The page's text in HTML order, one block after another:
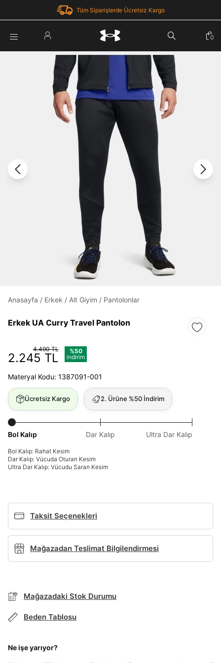
Tüm Siparişlerde Ücretsiz Kargo
E-posta Adresi *
Giriş Yap
Under Armour'da yeni misiniz? Kayıt Ol
Üye Olmadan Devam Et
0
Anasayfa / Erkek / Alt Giyim / Pantolonlar
Erkek UA Curry Travel Pantolon
4.490 TL
2.245 TL
%50
indirim
Materyal Kodu: 1387091-001
Ücretsiz Kargo 2. Ürüne %50 İndirim
Bol Kalıp Dar Kalıp Ultra Dar Kalıp
Bol Kalıp: Rahat Kesim
Dar Kalıp: Vücuda Oturan Kesim
Ultra Dar Kalıp: Vücudu Saran Kesim
Taksit Seçenekleri
TAKSİT SEÇENEKLERİ
İşbankası
Akbank Axess
Mağazadan Teslimat Bilgilendirmesi
Mağazadaki Stok Durumu
Beden Tablosu
Ne işe yarıyor?
Mağazada Bul
BEDEN TABLOSU
E-posta Adresi *
Parola Yenileme
E-posta adresi
Parolayı Yenile
Giriş Sayfasına Dön
Zaten hesabın var mı? Giriş yap
Daha hızlı ödeme. Hızlı sipariş takibi.
göster
Beni Hatırla Şifremi Unuttum
Ad*
Soyad*
Şifre*